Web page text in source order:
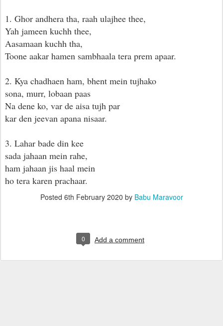
1. Ghor andhera tha, raah ulajhee thee,
Yah jameen kuchh thee,
Aasamaan kuchh tha,
Toone aakar hamen sambhaala tera prem apaar.
2. Kya chadhaen ham, bhent mein tujhako
sona, murr, lobaan paas
Na dene ko, var de aisa tujh par
kar den jeevan apana nisaar.
3. Lahar bade din kee
sada jahaan mein rahe,
ham jahaan jis haal mein
ho tera karen prachaar.
Posted 6th February 2020 by Babu Maravoor
0 Add a comment